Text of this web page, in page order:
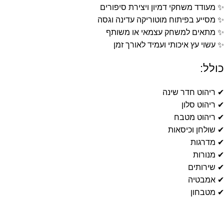
✨ מעודד משחקי דמיון ויצירת סיפורים
✨ מסייע בפיתוח מוטוריקה עדינה וגסה
✨ מתאים למשחק עצמאי או משותף
✨ עשוי עץ איכותי ועמיד לאורך זמן
כולל:
✔ ריהוט חדר שינה
✔ ריהוט סלון
✔ ריהוט מטבח
✔ שולחן וכיסאות
✔ מדרגות
✔ מנורות
✔ שירותים
✔ אמבטיה
✔ מטבחון